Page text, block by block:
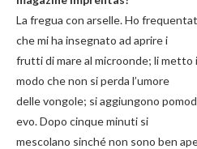
La fregua con arselle. Ho
che mi ha insegnato ad aprire i
frutti di mare al microonde; li
modo che non si perda l’umore
delle vongole; si aggiungono
evo. Dopo cinque minuti si
mescolano sinché non sono ben